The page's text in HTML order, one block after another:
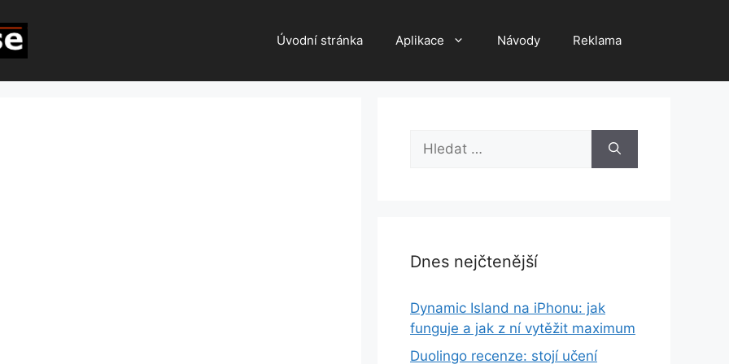
Úvodní stránka Aplikace Návody Reklama
Hledat:
Dnes nejčtenější
Dynamic Island na iPhonu: jak
funguje a jak z ní vytěžit maximum
Duolingo recenze: stojí učení